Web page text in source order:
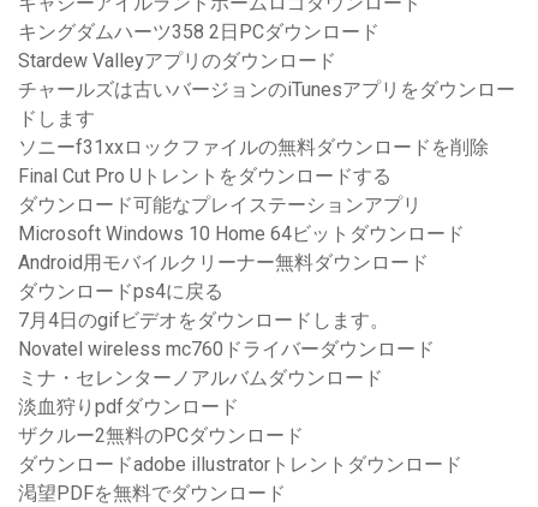
キングダムハーツ358 2日PCダウンロード
Stardew Valleyアプリのダウンロード
チャールズは古いバージョンのiTunesアプリをダウンロー
ドします
ソニーf31xxロックファイルの無料ダウンロードを削除
Final Cut Pro Uトレントをダウンロードする
ダウンロード可能なプレイステーションアプリ
Microsoft Windows 10 Home 64ビットダウンロード
Android用モバイルクリーナー無料ダウンロード
ダウンロードps4に戻る
7月4日のgifビデオをダウンロードします。
Novatel wireless mc760ドライバーダウンロード
ミナ・セレンターノアルバムダウンロード
淡血狩りpdfダウンロード
ザクルー2無料のPCダウンロード
ダウンロードadobe illustratorトレントダウンロード
渇望PDFを無料でダウンロード